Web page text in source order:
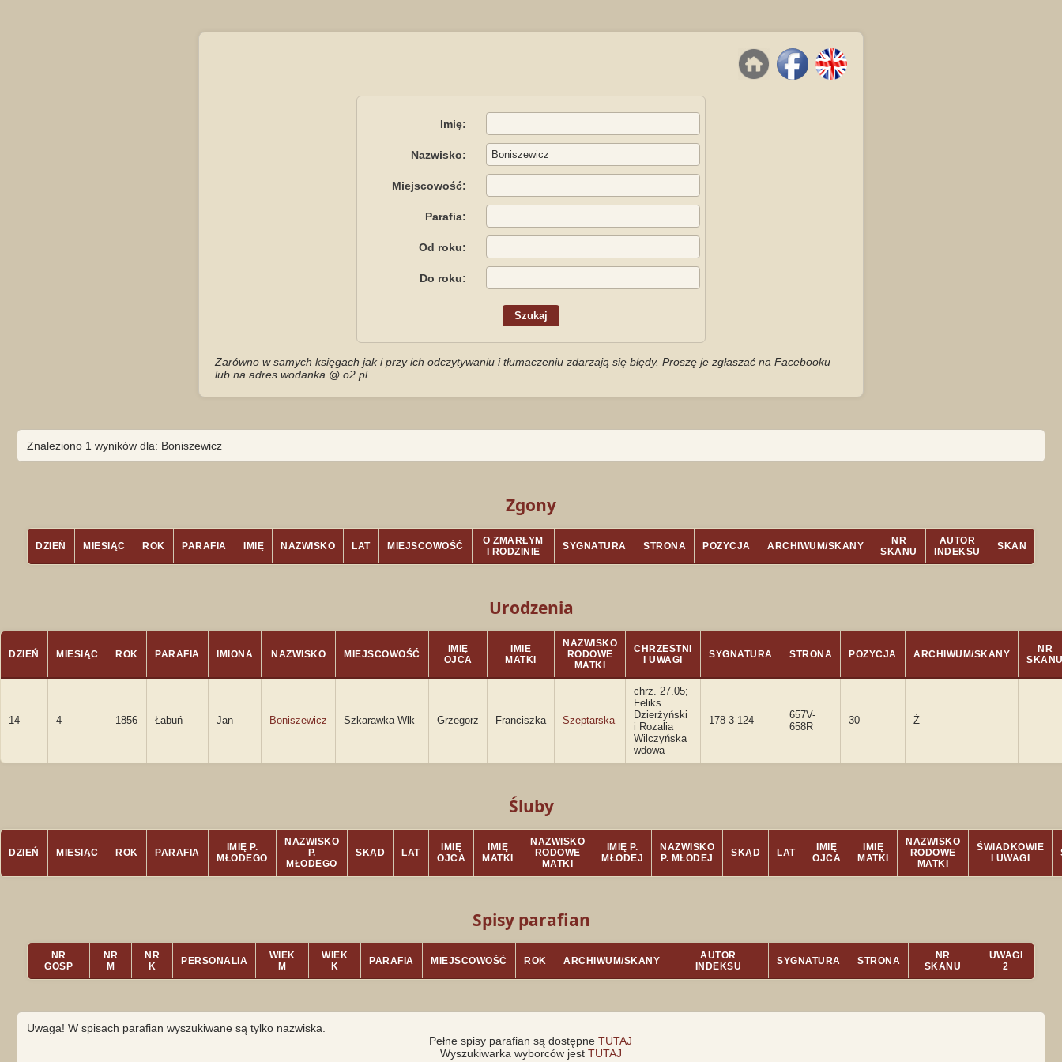
Imię:
Nazwisko:
Miejscowość:
Parafia:
Od roku:
Do roku:
Zarówno w samych księgach jak i przy ich odczytywaniu i tłumaczeniu zdarzają się błędy. Proszę je zgłaszać na Facebooku
lub na adres wodanka @ o2.pl
Znaleziono 1 wyników dla: Boniszewicz
Zgony
DZIEŃ MIESIĄC ROK PARAFIA IMIĘ NAZWISKO LAT MIEJSCOWOŚĆ
O ZMARŁYM
I RODZINIE
SYGNATURA STRONA POZYCJA ARCHIWUM/SKANY
NR
SKANU
AUTOR
INDEKSU
SKAN
Urodzenia
DZIEŃ MIESIĄC ROK PARAFIA IMIONA NAZWISKO MIEJSCOWOŚĆ
IMIĘ
OJCA
IMIĘ
MATKI
NAZWISKO
RODOWE
MATKI
CHRZESTNI
I UWAGI
SYGNATURA STRONA POZYCJA ARCHIWUM/SKANY
NR
14 4 1856 Łabuń Jan Boniszewicz Szkarawka Wlk Grzegorz Franciszka Szeptarska
chrz. 27.05;
Feliks
Dzierżyński
i Rozalia
Wilczyńska
wdowa
178-3-124
657V-
658R
30 Ż
Śluby
DZIEŃ MIESIĄC ROK PARAFIA
IMIĘ P.
MŁODEGO
NAZWISKO
P.
MŁODEGO
SKĄD LAT
IMIĘ
OJCA
IMIĘ
MATKI
NAZWISKO
RODOWE
MATKI
IMIĘ P.
MŁODEJ
NAZWISKO
P. MŁODEJ
SKĄD LAT
IMIĘ
OJCA
IMIĘ
MATKI
NAZWISKO
RODOWE
MATKI
ŚWIADKOWIE
I UWAGI
Spisy parafian
NR
GOSP
NR
M
NR
K
PERSONALIA
WIEK
M
WIEK
K
PARAFIA MIEJSCOWOŚĆ ROK ARCHIWUM/SKANY
AUTOR
INDEKSU
SYGNATURA STRONA
NR
SKANU
UWAGI
2
Uwaga! W spisach parafian wyszukiwane są tylko nazwiska.
Pełne spisy parafian są dostępneTUTAJ
Wyszukiwarka wyborców jest TUTAJ